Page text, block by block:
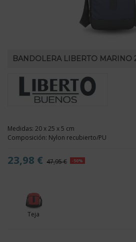
BANDOLERA LIBERTO MARINO
Medidas: 20 x 25 x 5 cm
Composición: Nylon recubierto/PU
23,98 € 47,95 € -50%
Teja